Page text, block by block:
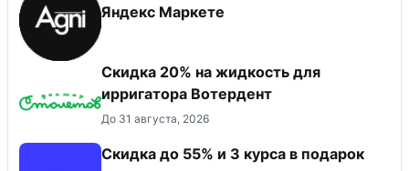
Яндекс Маркете
Скидка 20% на жидкость для
ирригатора Вотердент
До 31 августа, 2026
Скидка до 55% и 3 курса в подарок